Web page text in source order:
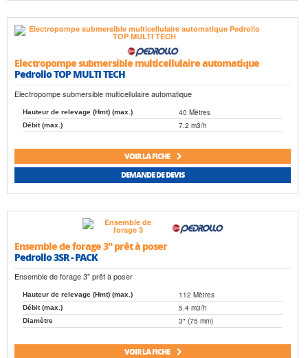
Electropompe submersible multicellulaire automatique
Pedrollo TOP MULTI TECH
Electropompe submersible multicellulaire automatique
Hauteur de relevage (Hmt) (max.) 40 Mètres
Débit (max.) 7.2 m3/h
VOIR LA FICHE
DEMANDE DE DEVIS
Ensemble de forage 3" prêt à poser
Pedrollo 3SR - PACK
Ensemble de forage 3" prêt à poser
Hauteur de relevage (Hmt) (max.) 112 Mètres
Débit (max.) 5.4 m3/h
Diamètre 3" (75 mm)
VOIR LA FICHE